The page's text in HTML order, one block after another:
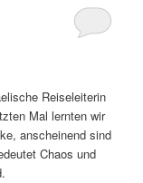
Reiseleiterin
Mal lernten wir
anscheinend sind
Chaos und